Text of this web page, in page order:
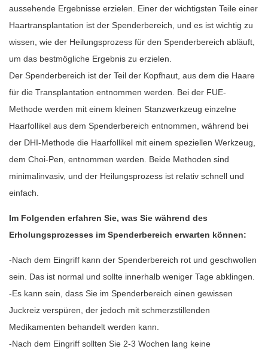
aussehende Ergebnisse erzielen. Einer der wichtigsten Teile einer
Haartransplantation ist der Spenderbereich, und es ist wichtig zu
wissen, wie der Heilungsprozess für den Spenderbereich abläuft,
um das bestmögliche Ergebnis zu erzielen.
Der Spenderbereich ist der Teil der Kopfhaut, aus dem die Haare
für die Transplantation entnommen werden. Bei der FUE-
Methode werden mit einem kleinen Stanzwerkzeug einzelne
Haarfollikel aus dem Spenderbereich entnommen, während bei
der DHI-Methode die Haarfollikel mit einem speziellen Werkzeug,
dem Choi-Pen, entnommen werden. Beide Methoden sind
minimalinvasiv, und der Heilungsprozess ist relativ schnell und
einfach.
Im Folgenden erfahren Sie, was Sie während des
Erholungsprozesses im Spenderbereich erwarten können:
-Nach dem Eingriff kann der Spenderbereich rot und geschwollen
sein. Das ist normal und sollte innerhalb weniger Tage abklingen.
-Es kann sein, dass Sie im Spenderbereich einen gewissen
Juckreiz verspüren, der jedoch mit schmerzstillenden
Medikamenten behandelt werden kann.
-Nach dem Eingriff sollten Sie 2-3 Wochen lang keine